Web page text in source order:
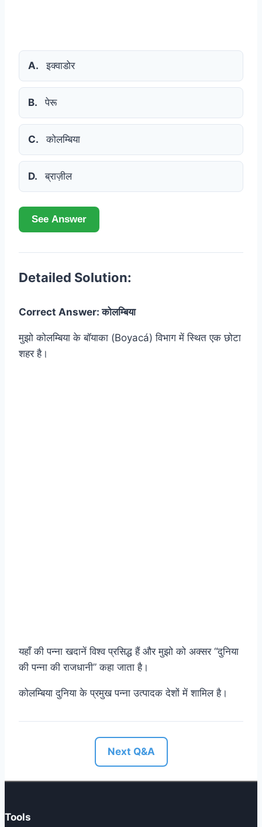
A. इक्वाडोर
B. पेरू
C. कोलम्बिया
D. ब्राज़ील
See Answer
Detailed Solution:
Correct Answer: कोलम्बिया
मुझो कोलम्बिया के बॉयाका (Boyacá) विभाग में स्थित एक छोटा
शहर है।
यहाँ की पन्ना खदानें विश्व प्रसिद्ध हैं और मुझो को अक्सर “दुनिया
की पन्ना की राजधानी” कहा जाता है।
कोलम्बिया दुनिया के प्रमुख पन्ना उत्पादक देशों में शामिल है।
Next Q&A
Tools